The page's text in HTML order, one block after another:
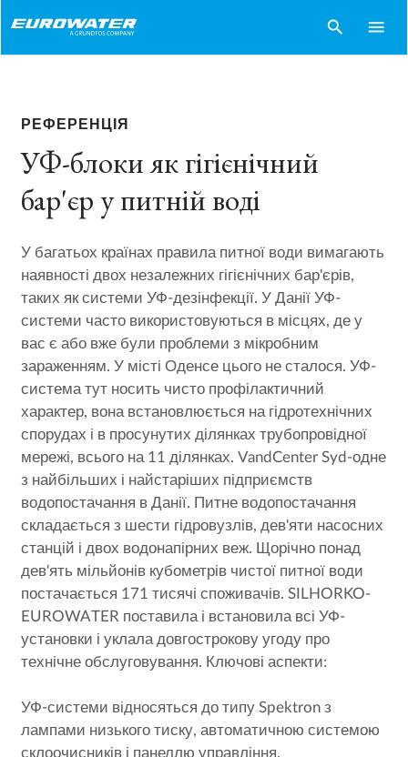
search menu
РЕФЕРЕНЦІЯ
УФ-блоки як гігієнічний
бар'єр у питній воді
У багатьох країнах правила питної води вимагають
наявності двох незалежних гігієнічних бар'єрів,
таких як системи УФ-дезінфекції. У Данії УФ-
системи часто використовуються в місцях, де у
вас є або вже були проблеми з мікробним
зараженням. У місті Оденсе цього не сталося. УФ-
система тут носить чисто профілактичний
характер, вона встановлюється на гідротехнічних
спорудах і в просунутих ділянках трубопровідної
мережі, всього на 11 ділянках. VandCenter Syd-одне
з найбільших і найстаріших підприємств
водопостачання в Данії. Питне водопостачання
складається з шести гідровузлів, дев'яти насосних
станцій і двох водонапірних веж. Щорічно понад
дев'ять мільйонів кубометрів чистої питної води
постачається 171 тисячі споживачів. SILHORKO-
EUROWATER поставила і встановила всі УФ-
установки і уклала довгострокову угоду про
технічне обслуговування. Ключові аспекти:
УФ-системи відносяться до типу Spektron з
лампами низького тиску, автоматичною системою
склоочисників і панеллю управління.